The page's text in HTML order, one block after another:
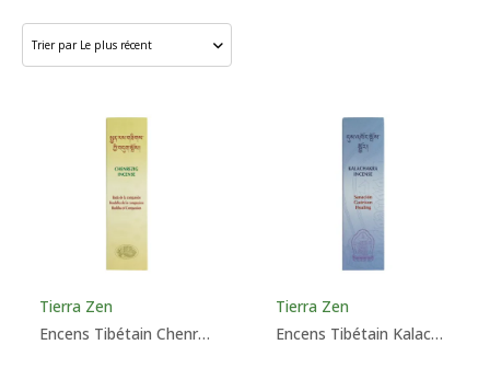
Tierra Zen
Encens Tibétain Chenrezig - Bouddha de la Compassion
Tierra Zen
Encens Tibétain Kalachakra - Guérison